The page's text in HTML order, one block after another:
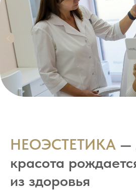
НЕОЭСТЕТИКА —
красота
из здоровья